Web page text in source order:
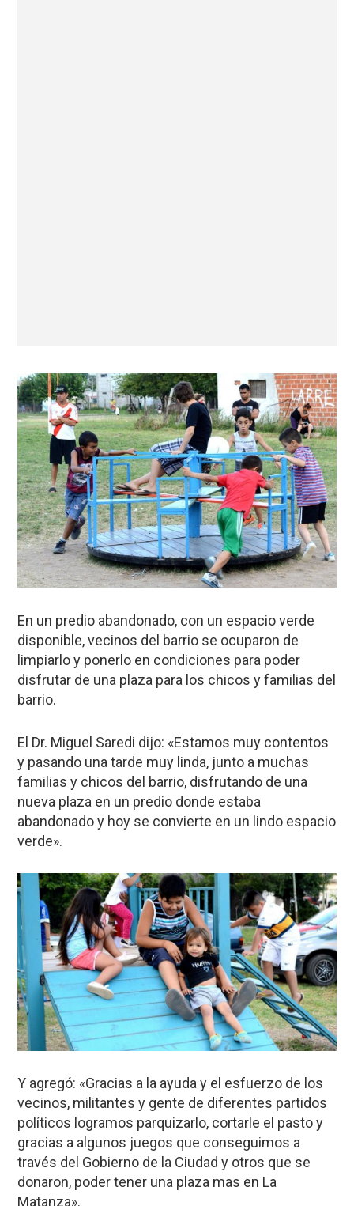
En un predio abandonado, con un espacio verde
disponible, vecinos del barrio se ocuparon de
limpiarlo y ponerlo en condiciones para poder
disfrutar de una plaza para los chicos y familias del
barrio.
El Dr. Miguel Saredi dijo: «Estamos muy contentos
y pasando una tarde muy linda, junto a muchas
familias y chicos del barrio, disfrutando de una
nueva plaza en un predio donde estaba
abandonado y hoy se convierte en un lindo espacio
verde».
Y agregó: «Gracias a la ayuda y el esfuerzo de los
vecinos, militantes y gente de diferentes partidos
políticos logramos parquizarlo, cortarle el pasto y
gracias a algunos juegos que conseguimos a
través del Gobierno de la Ciudad y otros que se
donaron, poder tener una plaza mas en La
Matanza».